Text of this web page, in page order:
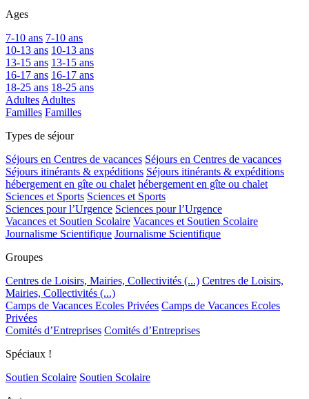
Ages
7-10 ans 7-10 ans
10-13 ans 10-13 ans
13-15 ans 13-15 ans
16-17 ans 16-17 ans
18-25 ans 18-25 ans
Adultes Adultes
Familles Familles
Types de séjour
Séjours en Centres de vacances Séjours en Centres de vacances
Séjours itinérants & expéditions Séjours itinérants & expéditions
hébergement en gîte ou chalet hébergement en gîte ou chalet
Sciences et Sports Sciences et Sports
Sciences pour l’Urgence Sciences pour l’Urgence
Vacances et Soutien Scolaire Vacances et Soutien Scolaire
Journalisme Scientifique Journalisme Scientifique
Groupes
Centres de Loisirs, Mairies, Collectivités (...) Centres de Loisirs,
Mairies, Collectivités (...)
Camps de Vacances Ecoles Privées Camps de Vacances Ecoles
Privées
Comités d’Entreprises Comités d’Entreprises
Spéciaux !
Soutien Scolaire Soutien Scolaire